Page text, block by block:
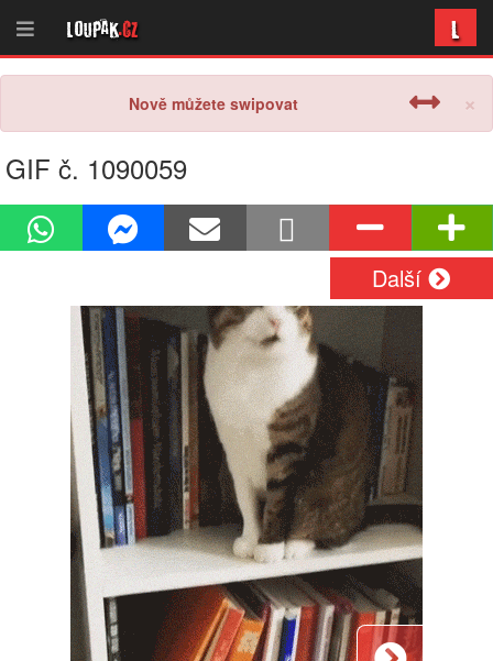
Loupak.cz L
×
Nově můžete swipovat
GIF č. 1090059
Další